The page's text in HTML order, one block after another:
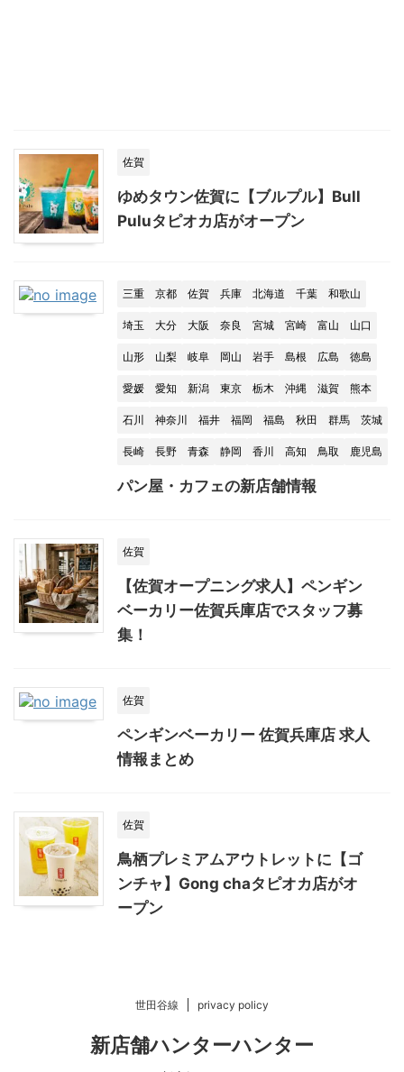
佐賀
ゆめタウン佐賀に【ブルプル】Bull
Puluタピオカ店がオープン
三重 京都 佐賀 兵庫 北海道 千葉 和歌山
埼玉 大分 大阪 奈良 宮城 宮崎 富山 山口
山形 山梨 岐阜 岡山 岩手 島根 広島 徳島
愛媛 愛知 新潟 東京 栃木 沖縄 滋賀 熊本
石川 神奈川 福井 福岡 福島 秋田 群馬 茨城
長崎 長野 青森 静岡 香川 高知 鳥取 鹿児島
パン屋・カフェの新店舗情報
佐賀
【佐賀オープニング求人】ペンギン
ベーカリー佐賀兵庫店でスタッフ募
集！
佐賀
ペンギンベーカリー 佐賀兵庫店 求人
情報まとめ
佐賀
鳥栖プレミアムアウトレットに【ゴ
ンチャ】Gong chaタピオカ店がオ
ープン
世田谷線 privacy policy
新店舗ハンターハンター